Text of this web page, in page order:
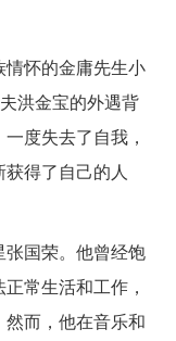
怀的金庸先生小
洪金宝的外遇背
度失去了自我，
得了自己的人
国荣。他曾经饱
常生活和工作，
而，他在音乐和